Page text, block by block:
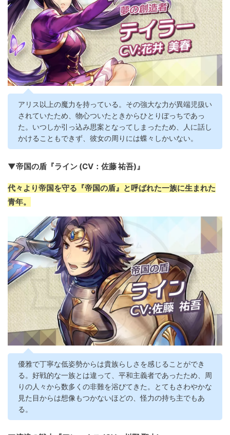
アリス以上の魔力を持っている。その強大な力が異端児扱い
されていたため、物心ついたときからひとりぼっちであっ
た。いつしか引っ込み思案となってしまったため、人に話し
かけることもできず、彼女の周りには蝶々しかいない。
▼帝国の盾『ライン (CV：佐藤 祐吾)』
代々より帝国を守る『帝国の盾』と呼ばれた一族に生まれた
青年。
優雅で丁寧な低姿勢からは貴族らしさを感じることができ
る。好戦的な一族とは違って、平和主義者であったため、周
りの人々から数多くの非難を浴びてきた。とてもさわやかな
見た目からは想像もつかないほどの、怪力の持ち主でもあ
る。